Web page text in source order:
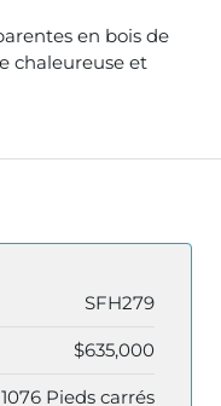
en bois de
chaleureuse et
SFH279
$635,000
1076 Pieds carrés